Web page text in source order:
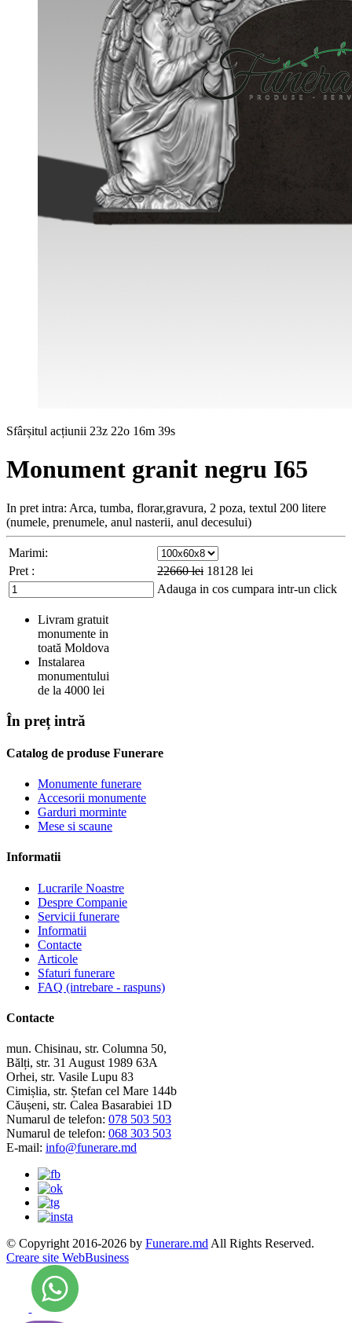
Sfârșitul acțiunii 23z 22o 16m 37s
Monument granit negru I65
In pret intra: Arca, tumba, florar,gravura, 2 poza, textul 200 litere
(numele, prenumele, anul nasterii, anul decesului)
Marimi:
Pret :
22660lei 18128 lei
Adauga in cos cumpara intr-un click
Livram gratuit
monumente in
toată Moldova
Instalarea
monumentului
de la 4000 lei
În preț intră
Catalog de produse Funerare
Monumente funerare
Accesorii monumente
Garduri morminte
Mese si scaune
Informatii
Lucrarile Noastre
Despre Companie
Servicii funerare
Informatii
Contacte
Articole
Sfaturi funerare
FAQ (intrebare - raspuns)
Contacte
mun. Chisinau, str. Columna 50,
Bălți, str. 31 August 1989 63A
Orhei, str. Vasile Lupu 83
Cimișlia, str. Ștefan cel Mare 144b
Căușeni, str. Calea Basarabiei 1D
Numarul de telefon: 078 503 503
Numarul de telefon: 068 303 503
E-mail: info@funerare.md
© Copyright 2016-2026 by Funerare.md All Rights Reserved.
Creare site WebBusiness